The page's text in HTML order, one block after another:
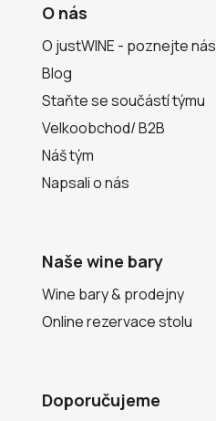
O nás
O justWINE - poznejte nás
Blog
Staňte se součástí týmu
Velkoobchod/ B2B
Náš tým
Napsali o nás
Naše wine bary
Wine bary & prodejny
Online rezervace stolu
Doporučujeme